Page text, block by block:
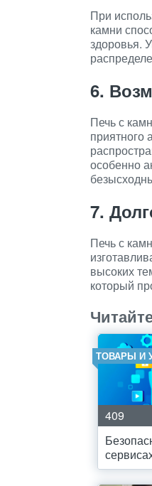
При
камни
здоровья.
6.
Печь с
приятного
особенно
7.
Печь с
высоких
который
ТОВАРЫ И
409